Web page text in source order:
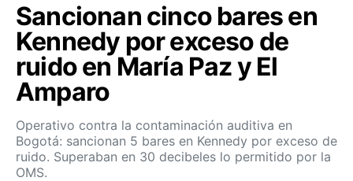
Sancionan cinco bares en
Kennedy por exceso de
ruido en María Paz y El
Amparo
Operativo contra la contaminación auditiva en
Bogotá: sancionan 5 bares en Kennedy por exceso de
ruido. Superaban en 30 decibeles lo permitido por la
OMS.